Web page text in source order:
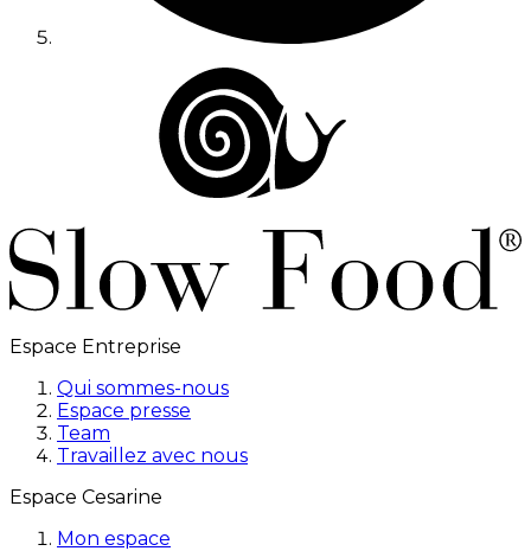
Espace Entreprise
Qui sommes-nous
Espace presse
Team
Travaillez avec nous
Espace Cesarine
Mon espace